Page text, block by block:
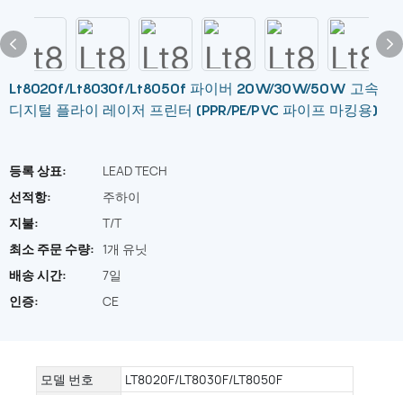
Lt8020f/Lt8030f/Lt8050f 파이버 20W/30W/50W 고속
디지털 플라이 레이저 프린터 (PPR/PE/PVC 파이프 마킹용)
등록 상표:
LEAD TECH
선적항:
주하이
지불:
T/T
최소 주문 수량: 1개 유닛
배송 시간:
7일
인증:
CE
모델 번호
LT8020F/LT8030F/LT8050F